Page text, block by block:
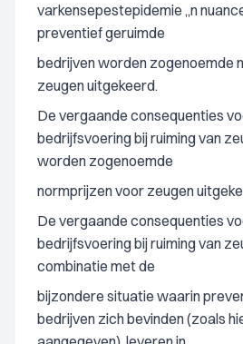
varkensepestepidemie ‚‚n
preventief geruimde
bedrijven worden zogenoemde
zeugen uitgekeerd.
De vergaande consequenties
bedrijfsvoering bij ruiming van
worden zogenoemde
normprijzen voor zeugen
De vergaande consequenties
bedrijfsvoering bij ruiming van
combinatie met de
bijzondere situatie waarin
bedrijven zich bevinden (zoals